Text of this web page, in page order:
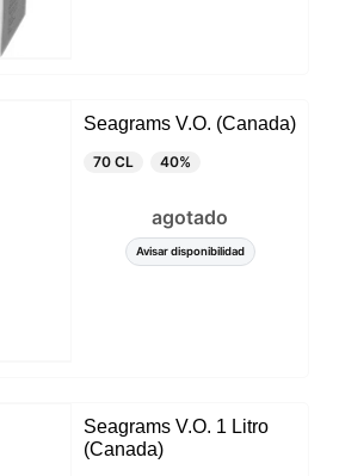
Seagrams V.O. (Canada)
70 CL 40%
agotado
Avisar disponibilidad
Seagrams V.O. 1 Litro
(Canada)
a su cuenta y recordar su
mantener la seguridad,
tratamiento no esencial
las cookies necesarias.
su elección y seleccionar las
utilizar en su sesión.